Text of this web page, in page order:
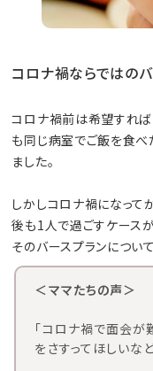
コロナ禍ならではの
コロナ禍前は希望すれば
も同じ病室でご飯を食べ
ました。
しかしコロナ禍になって
後も1人で過ごすケース
そのバースプランについ
＜ママたちの声＞
「コロナ禍で面会が
をさすってほしいな